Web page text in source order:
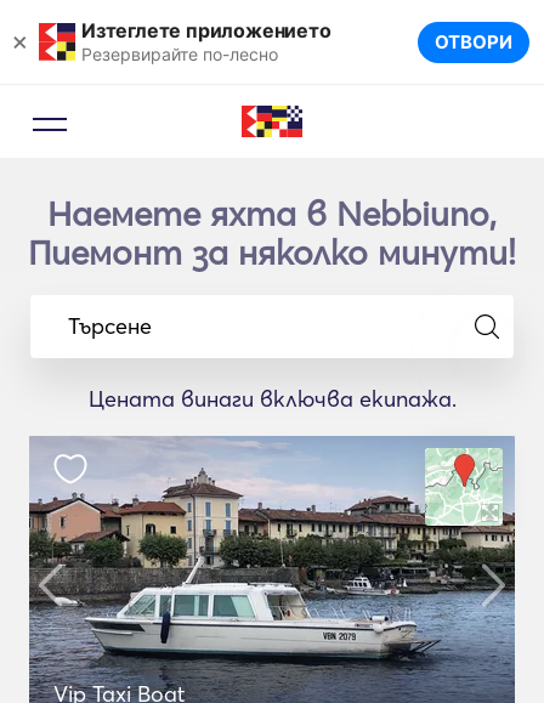
× Изтеглете приложението
Резервирайте по-лесно ОТВОРИ
Наемете яхта в Nebbiuno,
Пиемонт за няколко минути!
Търсене
Цената винаги включва екипажа.
Vip Taxi Boat